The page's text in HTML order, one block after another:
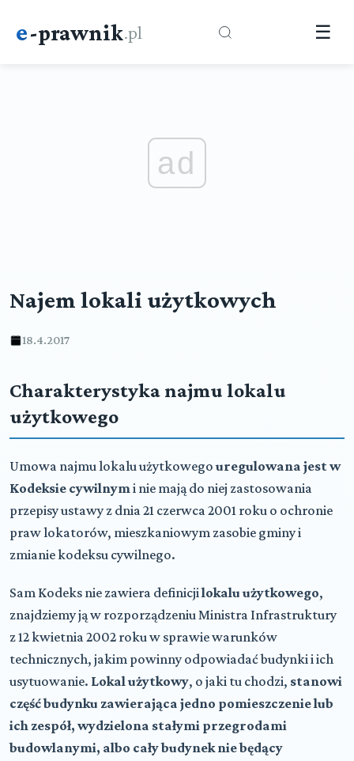
e-prawnik.pl ☰
ad
Najem lokali użytkowych
18.4.2017
Charakterystyka najmu lokalu
użytkowego
Umowa najmu lokalu użytkowegouregulowana jest w
Kodeksie cywilnymi nie mają do niej zastosowania
przepisy ustawy z dnia 21 czerwca 2001 roku o ochronie
praw lokatorów, mieszkaniowym zasobie gminy i
zmianie kodeksu cywilnego.
Sam Kodeks nie zawiera definicjilokalu użytkowego,
znajdziemy ją w rozporządzeniu Ministra Infrastruktury
z 12 kwietnia 2002 roku w sprawie warunków
technicznych, jakim powinny odpowiadać budynki i ich
usytuowanie. Lokal użytkowy, o jaki tu chodzi, stanowi
część budynku zawierająca jedno pomieszczenie lub
ich zespół, wydzielona stałymi przegrodami
budowlanymi, albo cały budynek nie będący